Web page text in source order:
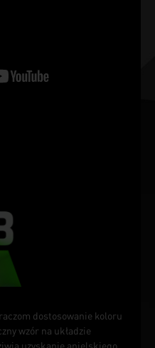
dostosowanie koloru
wzór na układzie
uzyskanie anielskiego